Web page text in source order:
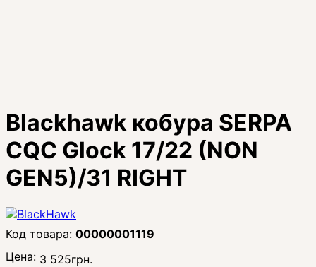
Blackhawk кобура SERPA
CQC Glock 17/22 (NON
GEN5)/31 RIGHT
00000001119
Цена: 3 525грн.